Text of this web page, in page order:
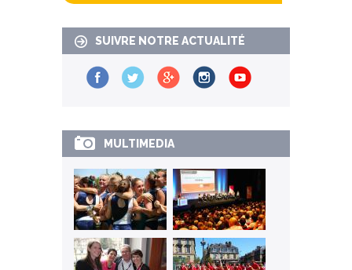
SUIVRE NOTRE ACTUALITÉ
MULTIMEDIA